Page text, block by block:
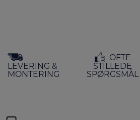
indholdet
LEVERING &
MONTERING
OFTE
STILLEDE
SPØRGSMÅL